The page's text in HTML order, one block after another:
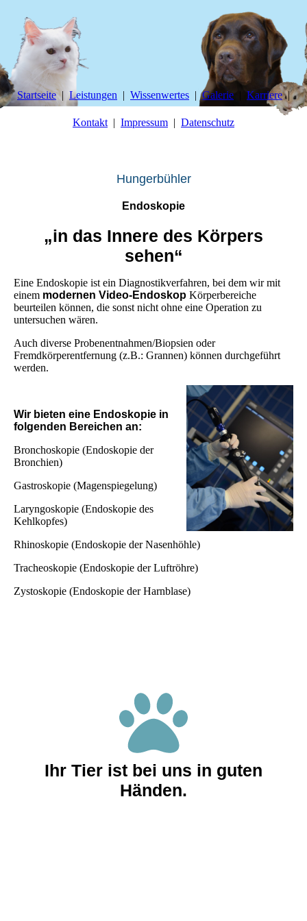
Startseite Leistungen Wissenwertes Galerie Karriere
Kontakt Impressum Datenschutz
Hungerbühler
Endoskopie
„in das Innere des Körpers
sehen“
Eine Endoskopie ist ein Diagnostikverfahren, bei dem wir mit
einem modernen Video-Endoskop Körperbereiche
beurteilen können, die sonst nicht ohne eine Operation zu
untersuchen wären.
Auch diverse Probenentnahmen/Biopsien oder
Fremdkörperentfernung (z.B.: Grannen) können durchgeführt
werden.
Wir bieten eine Endoskopie in
folgenden Bereichen an:
Bronchoskopie (Endoskopie der
Bronchien)
Gastroskopie (Magenspiegelung)
Laryngoskopie (Endoskopie des
Kehlkopfes)
Rhinoskopie (Endoskopie der Nasenhöhle)
Tracheoskopie (Endoskopie der Luftröhre)
Zystoskopie (Endoskopie der Harnblase)
Ihr Tier ist bei uns in guten
Händen.